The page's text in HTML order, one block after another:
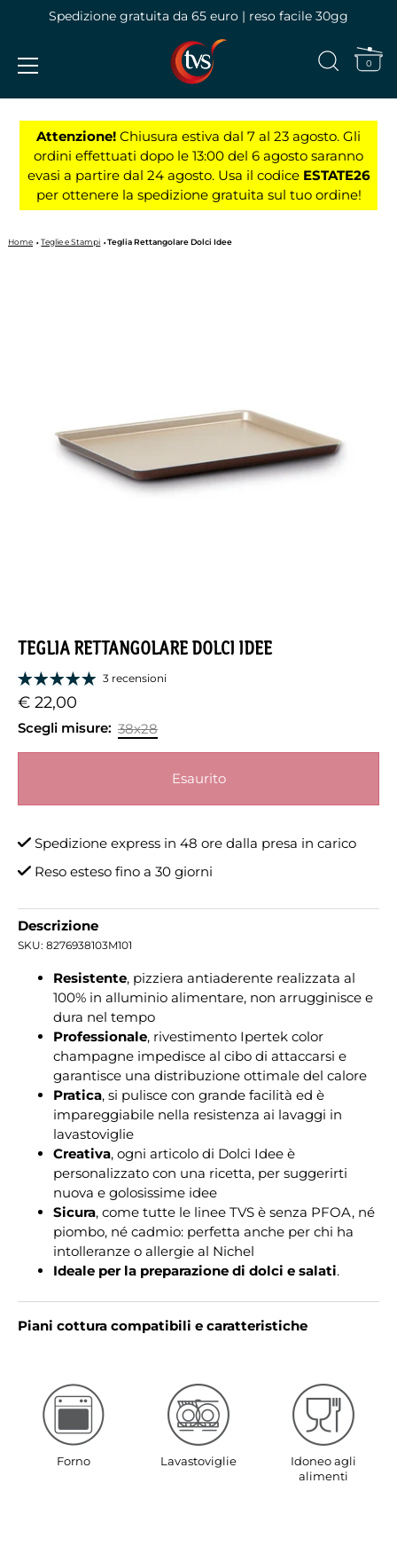
contenuto
Spedizione gratuita da 65 euro | reso facile 30gg
0
Attenzione! Chiusura estiva dal 7 al 23 agosto. Gli
ordini effettuati dopo le 13:00 del 6 agosto saranno
evasi a partire dal 24 agosto. Usa il codice ESTATE26
per ottenere la spedizione gratuita sul tuo ordine!
Home Teglie e Stampi Teglia Rettangolare Dolci Idee
TEGLIA RETTANGOLARE DOLCI IDEE
3 recensioni
€ 22,00
Scegli misure: 38x28
Esaurito
Spedizione express in 48 ore dalla presa in carico
Reso esteso fino a 30 giorni
Descrizione
SKU: 8276938103M101
Resistente, pizziera antiaderente realizzata al
100% in alluminio alimentare, non arrugginisce e
dura nel tempo
Professionale, rivestimento Ipertek color
champagne impedisce al cibo di attaccarsi e
garantisce una distribuzione ottimale del calore
Pratica, si pulisce con grande facilità ed è
impareggiabile nella resistenza ai lavaggi in
lavastoviglie
Creativa, ogni articolo di Dolci Idee è
personalizzato con una ricetta, per suggerirti
nuova e golosissime idee
Sicura, come tutte le linee TVS è senza PFOA, né
piombo, né cadmio: perfetta anche per chi ha
intolleranze o allergie al Nichel
Ideale per la preparazione di dolci e salati.
Piani cottura compatibili e caratteristiche
Forno Lavastoviglie
Idoneo agli
alimenti